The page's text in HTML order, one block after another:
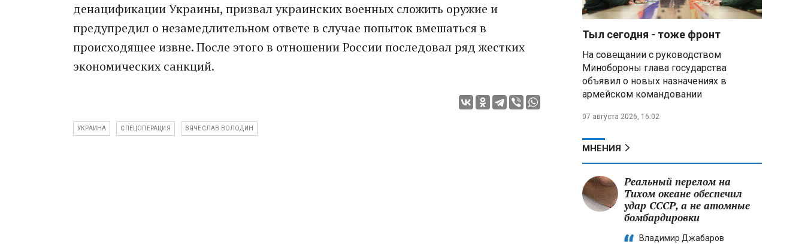
денацификации Украины, призвал украинских военных сложить оружие и
предупредил о нeзамедлительном ответе в случае попыток вмешаться в
происходящее извне. После этого в отношении России последовал ряд жестких
экономических санкций.
УКРАИНА СПЕЦОПЕРАЦИЯ ВЯЧЕСЛАВ ВОЛОДИН
Тыл сегодня - тоже фронт
На совещании с руководством
Минобороны глава государства
объявил о новых назначениях в
армейском командовании
07 августа 2026, 16:02
МНЕНИЯ
Реальный перелом на
Тихом океане обеспечил
удар СССР, а не атомные
бомбардировки
Владимир Джабаров